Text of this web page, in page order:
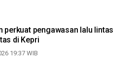
perkuat pengawasan lalu lintas
di Kepri
19:37 WIB